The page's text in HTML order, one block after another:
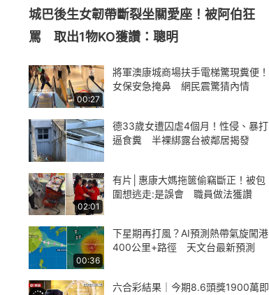
城巴後生女韌帶斷裂坐關愛座！被阿伯狂
罵 取出1物KO獲讚：聰明
00:27
將軍澳康城商場扶手電梯驚現糞便！
女保安急掩鼻 網民震驚猜內情
德33歲女遭囚虐4個月！性侵、暴打
逼食糞 半裸綁露台被鄰居揭發
02:01
有片│惠康大媽拖篋偷竊斷正！被包
圍想逃走:是誤會 職員做法獲讚
00:36
下星期再打風？AI預測熱帶氣旋闖港
400公里+路徑 天文台最新預測
六合彩結果｜今期8.6頭獎1900萬即